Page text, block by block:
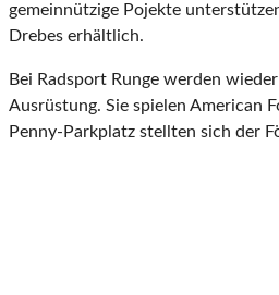
gemeinnützige Pojekte
Drebes erhältlich.
Bei Radsport Runge werden
Ausrüstung. Sie spielen American
Penny-Parkplatz stellten sich der